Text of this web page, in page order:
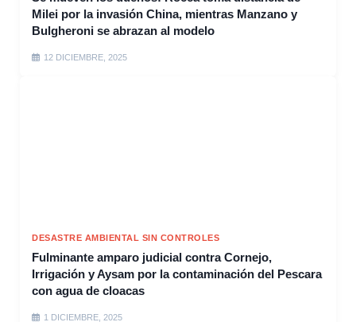
Milei por la invasión China, mientras Manzano y
Bulgheroni se abrazan al modelo
12 DICIEMBRE, 2025
DESASTRE AMBIENTAL SIN CONTROLES
Fulminante amparo judicial contra Cornejo,
Irrigación y Aysam por la contaminación del Pescara
con agua de cloacas
1 DICIEMBRE, 2025